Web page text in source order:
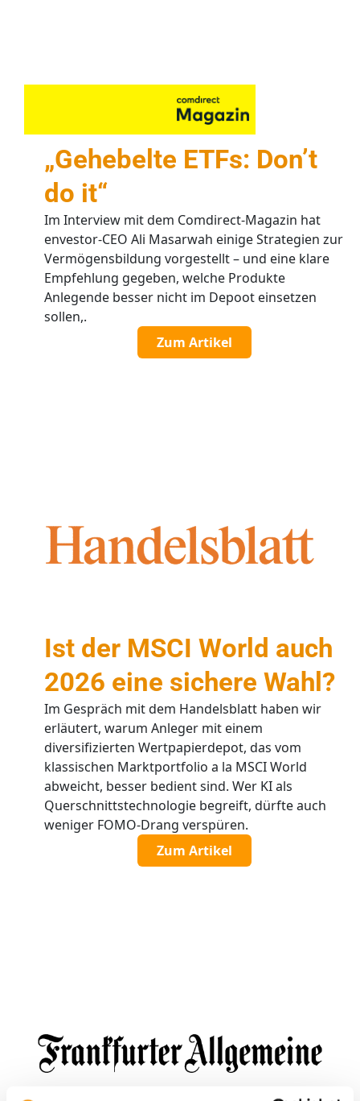
„Gehebelte ETFs: Don’t
do it“
Im Interview mit dem Comdirect-Magazin hat
envestor-CEO Ali Masarwah einige Strategien zur
Vermögensbildung vorgestellt – und eine klare
Empfehlung gegeben, welche Produkte
Anlegende besser nicht im Depoot einsetzen
sollen,.
Zum Artikel
Ist der MSCI World auch
2026 eine sichere Wahl?
Im Gespräch mit dem Handelsblatt haben wir
erläutert, warum Anleger mit einem
diversifizierten Wertpapierdepot, das vom
klassischen Marktportfolio a la MSCI World
abweicht, besser bedient sind. Wer KI als
Querschnittstechnologie begreift, dürfte auch
weniger FOMO-Drang verspüren.
Zum Artikel